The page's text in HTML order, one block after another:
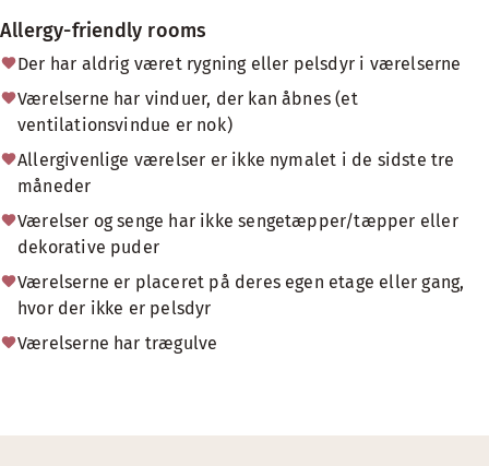
Allergy-friendly rooms
Der har aldrig været rygning eller pelsdyr i værelserne
Værelserne har vinduer, der kan åbnes (et
ventilationsvindue er nok)
Allergivenlige værelser er ikke nymalet i de sidste tre
måneder
Værelser og senge har ikke sengetæpper/tæpper eller
dekorative puder
Værelserne er placeret på deres egen etage eller gang,
hvor der ikke er pelsdyr
Værelserne har trægulve